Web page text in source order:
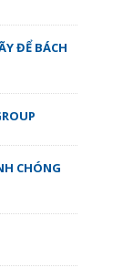
ĐỂ BÁCH
CHÓNG